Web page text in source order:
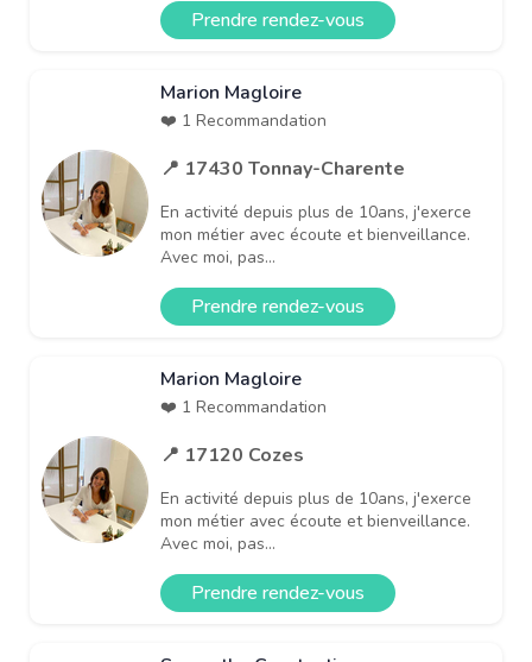
Prendre rendez-vous
Marion Magloire
❤️ 1 Recommandation
📍 17430 Tonnay-Charente
En activité depuis plus de 10ans, j'exerce
mon métier avec écoute et bienveillance.
Avec moi, pas...
Prendre rendez-vous
Marion Magloire
❤️ 1 Recommandation
📍 17120 Cozes
En activité depuis plus de 10ans, j'exerce
mon métier avec écoute et bienveillance.
Avec moi, pas...
Prendre rendez-vous